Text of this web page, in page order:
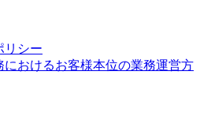
リシー
におけるお客様本位の業務運営方